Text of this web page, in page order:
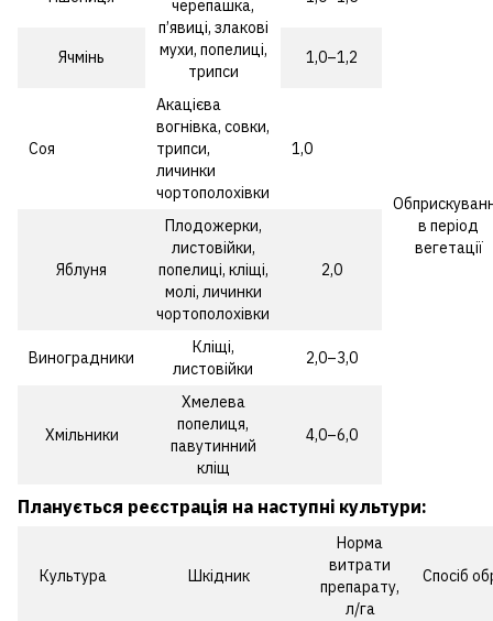
черепашка,
п’явиці, злакові
мухи, попелиці,
трипси
в період
вегетації
Ячмінь 1,0–1,2
Соя
Акацієва
вогнівка, совки,
трипси,
личинки
чортополохівки
1,0
Яблуня
Плодожерки,
листовійки,
попелиці, кліщі,
молі, личинки
чортополохівки
2,0
Виноградники
Кліщі,
листовійки
2,0–3,0
Хмільники
Хмелева
попелиця,
павутинний
кліщ
4,0–6,0
Планується реєстрація на наступні культури:
Культура Шкідник
Норма
витрати
препарату,
л/га
Спосіб